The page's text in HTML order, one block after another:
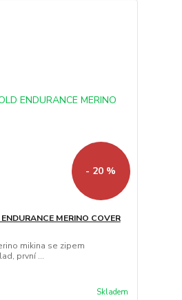
- 20 %
MERINO COVER
mikina se zipem
první ...
Skladem